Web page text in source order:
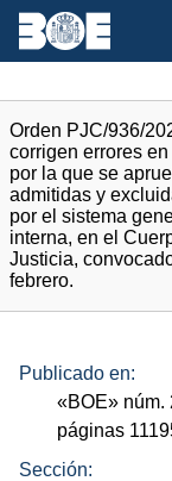
Orden PJC/936/
corrigen errores
por la que se
admitidas y
por el sistema
interna, en el
Justicia,
febrero.
Publicado en:
«BOE» núm.
páginas
Sección: